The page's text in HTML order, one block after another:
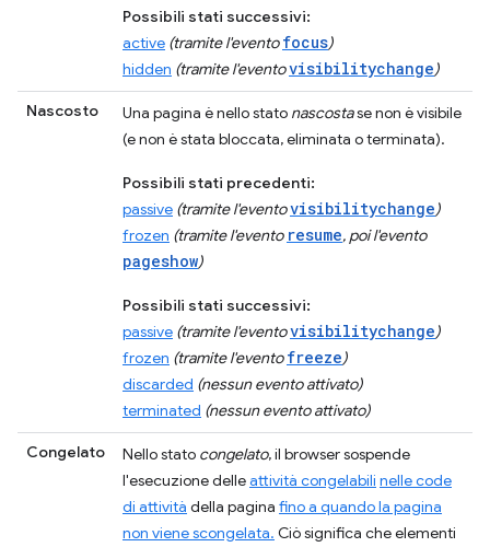
Possibili stati successivi:
active (tramite l'eventofocus)
hidden (tramite l'eventovisibilitychange)
Nascosto Una pagina è nello stato nascostase non è visibile
(e non è stata bloccata, eliminata o terminata).
Possibili stati precedenti:
passive (tramite l'eventovisibilitychange)
frozen (tramite l'evento resume, poi l'evento
pageshow)
Possibili stati successivi:
passive (tramite l'eventovisibilitychange)
frozen (tramite l'eventofreeze)
discarded (nessun evento attivato)
terminated (nessun evento attivato)
Congelato Nello stato congelato, il browser sospende
l'esecuzione delleattività congelabili nelle code
di attività della pagina fino a quando la pagina
non viene scongelata. Ciò significa che elementi